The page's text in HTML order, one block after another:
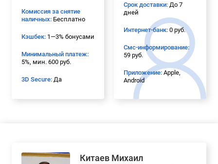
Комиссия за снятие
наличных: Бесплатно
Кэшбек: 1—3% бонусами
Минимальный платеж:
5%, мин. 600 руб.
3D Secure: Да
Срок доставки: До 7
дней
Интернет-банк: 0 руб.
Смс-информирование:
59 руб.
Приложение: Apple,
Android
Китаев Михаил